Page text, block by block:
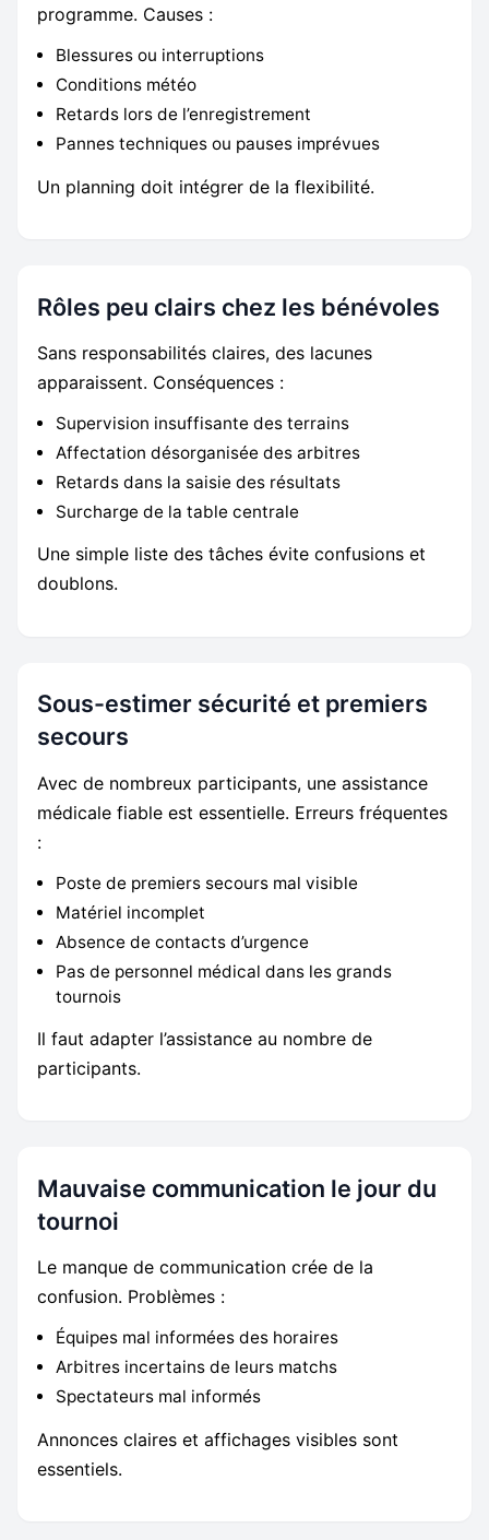
programme. Causes :
Blessures ou interruptions
Conditions météo
Retards lors de l’enregistrement
Pannes techniques ou pauses imprévues
Un planning doit intégrer de la flexibilité.
Rôles peu clairs chez les bénévoles
Sans responsabilités claires, des lacunes
apparaissent. Conséquences :
Supervision insuffisante des terrains
Affectation désorganisée des arbitres
Retards dans la saisie des résultats
Surcharge de la table centrale
Une simple liste des tâches évite confusions et
doublons.
Sous-estimer sécurité et premiers
secours
Avec de nombreux participants, une assistance
médicale fiable est essentielle. Erreurs fréquentes
:
Poste de premiers secours mal visible
Matériel incomplet
Absence de contacts d’urgence
Pas de personnel médical dans les grands
tournois
Il faut adapter l’assistance au nombre de
participants.
Mauvaise communication le jour du
tournoi
Le manque de communication crée de la
confusion. Problèmes :
Équipes mal informées des horaires
Arbitres incertains de leurs matchs
Spectateurs mal informés
Annonces claires et affichages visibles sont
essentiels.